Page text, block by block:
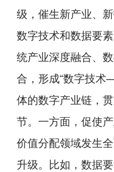
级，催生新产业、
数字技术和数据要
统产业深度融合、
合，形成“数字技
体的数字产业链，
节。一方面，促使
价值分配领域发生
升级。比如，数据